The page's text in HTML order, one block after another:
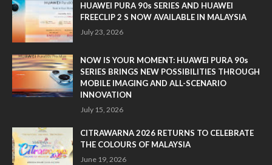
HUAWEI PURA 90s SERIES AND HUAWEI
FREECLIP 2 S NOW AVAILABLE IN MALAYSIA
July 23, 2026
NOW IS YOUR MOMENT: HUAWEI PURA 90s
SERIES BRINGS NEW POSSIBILITIES THROUGH
MOBILE IMAGING AND ALL-SCENARIO
INNOVATION
July 15, 2026
CITRAWARNA 2026 RETURNS TO CELEBRATE
THE COLOURS OF MALAYSIA
June 19, 2026